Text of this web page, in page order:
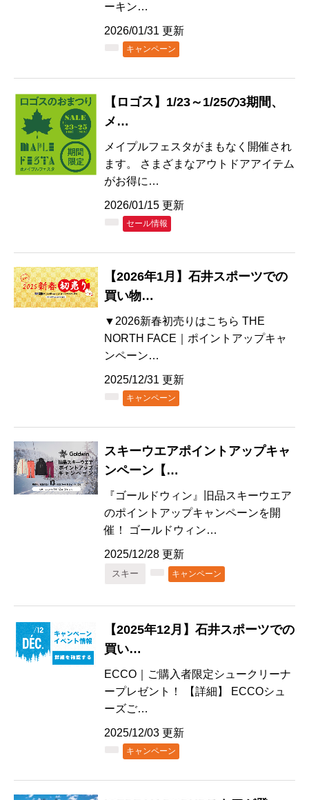
ーキン…
2026/01/31 更新
キャンペーン
【ロゴス】1/23～1/25の3期間、
メ…
メイプルフェスタがまもなく開催され
ます。 さまざまなアウトドアアイテム
がお得に…
2026/01/15 更新
セール情報
【2026年1月】石井スポーツでの
買い物…
▼2026新春初売りはこちら THE
NORTH FACE｜ポイントアップキャ
ンペーン…
2025/12/31 更新
キャンペーン
スキーウエアポイントアップキャ
ンペーン【…
『ゴールドウィン』旧品スキーウエア
のポイントアップキャンペーンを開
催！ ゴールドウィン…
2025/12/28 更新
スキー キャンペーン
【2025年12月】石井スポーツでの
買い…
ECCO｜ご購入者限定シュークリーナ
ープレゼント！ 【詳細】 ECCOシュ
ーズご…
2025/12/03 更新
キャンペーン